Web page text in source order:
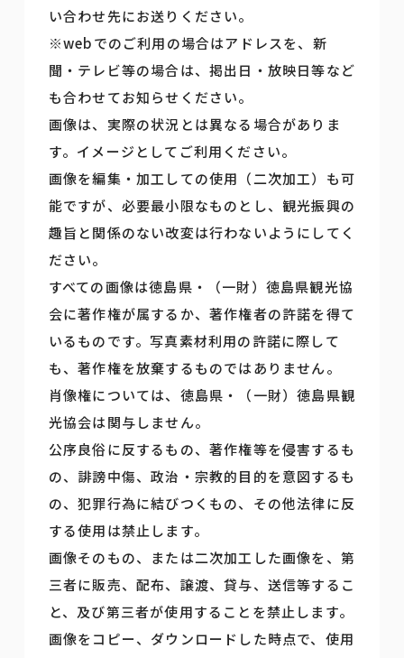
い合わせ先にお送りください。
※webでのご利用の場合はアドレスを、新
聞・テレビ等の場合は、掲出日・放映日等など
も合わせてお知らせください。
画像は、実際の状況とは異なる場合がありま
す。イメージとしてご利用ください。
画像を編集・加工しての使用（二次加工）も可
能ですが、必要最小限なものとし、観光振興の
趣旨と関係のない改変は行わないようにしてく
ださい。
すべての画像は徳島県・（一財）徳島県観光協
会に著作権が属するか、著作権者の許諾を得て
いるものです。写真素材利用の許諾に際して
も、著作権を放棄するものではありません。
肖像権については、徳島県・（一財）徳島県観
光協会は関与しません。
公序良俗に反するもの、著作権等を侵害するも
の、誹謗中傷、政治・宗教的目的を意図するも
の、犯罪行為に結びつくもの、その他法律に反
する使用は禁止します。
画像そのもの、または二次加工した画像を、第
三者に販売、配布、譲渡、貸与、送信等するこ
と、及び第三者が使用することを禁止します。
画像をコピー、ダウンロードした時点で、使用